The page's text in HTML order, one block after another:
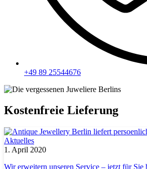
+49 89 25544676
Kostenfreie Lieferung
Aktuelles
1. April 2020
Wir erweitern unseren Service – jetzt für